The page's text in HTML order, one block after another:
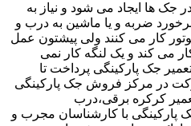
جک ها ایجاد می شود و نیاز به
ضربه و یا ماشین به درب و
کار می کنند ولی پیشتون عمل
می کند و یک لنگه کار نمی
جک پارکینگی پرداخت تا
در مرکز فروش جک پارکینگی
کرکره برقی،درب
پارکینگی با کارشناسان مجرب و